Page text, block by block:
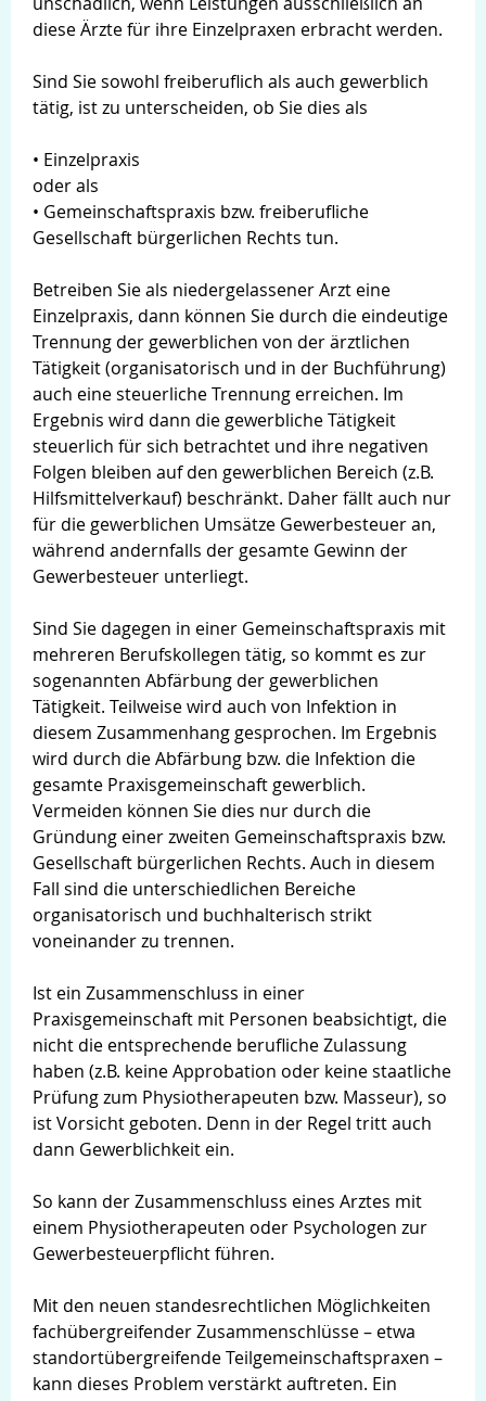
diese Ärzte für ihre Einzelpraxen erbracht werden.
Sind Sie sowohl freiberuflich als auch gewerblich
tätig, ist zu unterscheiden, ob Sie dies als
• Einzelpraxis
oder als
• Gemeinschaftspraxis bzw. freiberufliche
Gesellschaft bürgerlichen Rechts tun.
Betreiben Sie als niedergelassener Arzt eine
Einzelpraxis, dann können Sie durch die eindeutige
Trennung der gewerblichen von der ärztlichen
Tätigkeit (organisatorisch und in der Buchführung)
auch eine steuerliche Trennung erreichen. Im
Ergebnis wird dann die gewerbliche Tätigkeit
steuerlich für sich betrachtet und ihre negativen
Folgen bleiben auf den gewerblichen Bereich (z.B.
Hilfsmittelverkauf) beschränkt. Daher fällt auch nur
für die gewerblichen Umsätze Gewerbesteuer an,
während andernfalls der gesamte Gewinn der
Gewerbesteuer unterliegt.
Sind Sie dagegen in einer Gemeinschaftspraxis mit
mehreren Berufskollegen tätig, so kommt es zur
sogenannten Abfärbung der gewerblichen
Tätigkeit. Teilweise wird auch von Infektion in
diesem Zusammenhang gesprochen. Im Ergebnis
wird durch die Abfärbung bzw. die Infektion die
gesamte Praxisgemeinschaft gewerblich.
Vermeiden können Sie dies nur durch die
Gründung einer zweiten Gemeinschaftspraxis bzw.
Gesellschaft bürgerlichen Rechts. Auch in diesem
Fall sind die unterschiedlichen Bereiche
organisatorisch und buchhalterisch strikt
voneinander zu trennen.
Ist ein Zusammenschluss in einer
Praxisgemeinschaft mit Personen beabsichtigt, die
nicht die entsprechende berufliche Zulassung
haben (z.B. keine Approbation oder keine staatliche
Prüfung zum Physiotherapeuten bzw. Masseur), so
ist Vorsicht geboten. Denn in der Regel tritt auch
dann Gewerblichkeit ein.
So kann der Zusammenschluss eines Arztes mit
einem Physiotherapeuten oder Psychologen zur
Gewerbesteuerpflicht führen.
Mit den neuen standesrechtlichen Möglichkeiten
fachübergreifender Zusammenschlüsse – etwa
standortübergreifende Teilgemeinschaftspraxen –
kann dieses Problem verstärkt auftreten. Ein